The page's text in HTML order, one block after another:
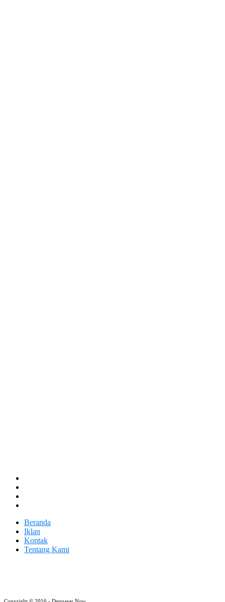
Beranda
Iklan
Kontak
Tentang Kami